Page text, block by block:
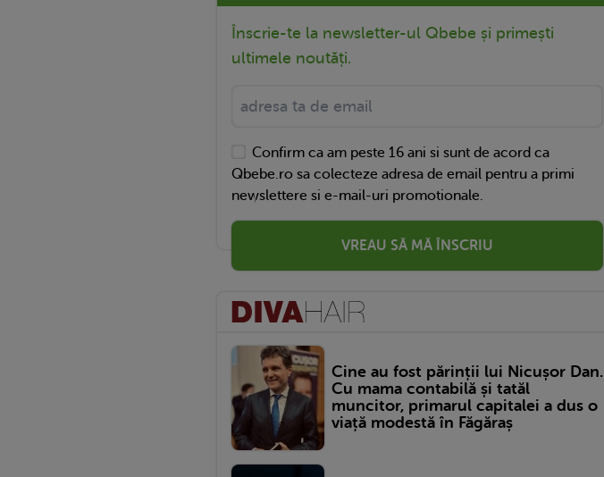
Înscrie-te la newsletter-ul Qbebe și primești
ultimele noutăți.
Confirm ca am peste 16 ani si sunt de acord ca
Qbebe.ro sa colecteze adresa de email pentru a primi
newslettere si e-mail-uri promotionale.
VREAU SĂ MĂ ÎNSCRIU
Cine au fost părinții lui Nicușor Dan.
Cu mama contabilă și tatăl
muncitor, primarul capitalei a dus o
viață modestă în Făgăraș